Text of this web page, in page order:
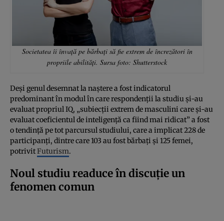
Societatea îi învață pe bărbați să fie extrem de încrezători în
propriile abilități. Sursa foto: Shutterstock
Deși genul desemnat la naștere a fost indicatorul
predominant în modul în care respondenții la studiu și-au
evaluat propriul IQ, „subiecții extrem de masculini care și-au
evaluat coeficientul de inteligență ca fiind mai ridicat” a fost
o tendință pe tot parcursul studiului, care a implicat 228 de
participanți, dintre care 103 au fost bărbați și 125 femei,
potrivitFuturism.
Noul studiu readuce în discuție un
fenomen comun